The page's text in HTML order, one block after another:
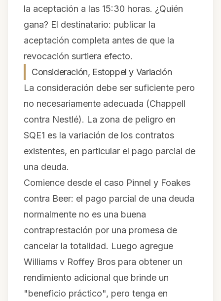
la aceptación a las 15:30 horas. ¿Quién
gana? El destinatario: publicar la
aceptación completa antes de que la
revocación surtiera efecto.
Consideración, Estoppel y Variación
La consideración debe ser suficiente pero
no necesariamente adecuada (Chappell
contra Nestlé). La zona de peligro en
SQE1 es la variación de los contratos
existentes, en particular el pago parcial de
una deuda.
Comience desde el caso Pinnel y Foakes
contra Beer: el pago parcial de una deuda
normalmente no es una buena
contraprestación por una promesa de
cancelar la totalidad. Luego agregue
Williams v Roffey Bros para obtener un
rendimiento adicional que brinde un
"beneficio práctico", pero tenga en